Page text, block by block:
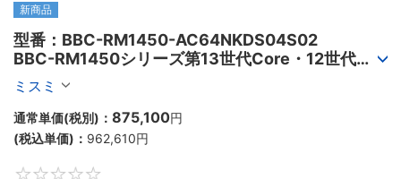
新商品
型番：BBC-RM1450-AC64NKDS04S02
BBC-RM1450シリーズ第13世代Core・12世代
Celeron対応ラックマウント4PCIe
ミスミ
通常単価(税別)： 875,100円
(税込単価)： 962,610円